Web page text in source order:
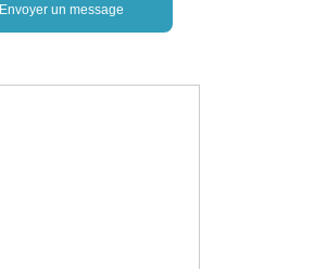
Envoyer un message